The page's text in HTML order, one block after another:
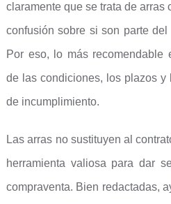
claramente que se trata de arras
confusión sobre si son parte
Por eso, lo más recomendable
de las condiciones, los plazos y
de incumplimiento.
Las arras no sustituyen al
herramienta valiosa para dar
compraventa. Bien redactadas,